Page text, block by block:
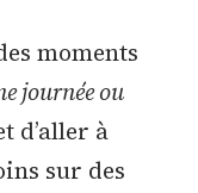
moments
journée ou
d’aller à
sur des